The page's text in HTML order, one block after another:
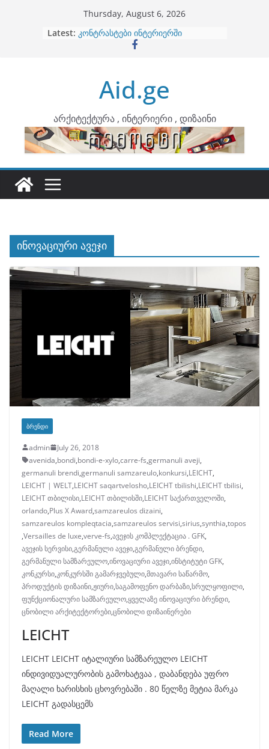
Thursday, August 6, 2026
Latest: ბინების გაერთიანება
კონტრასტები ინტერიერში
ინტერიერის დიზიანი
არტემიდი წარმოგიდგენთ
Aid.ge
არქიტექტურა , ინტერიერი , დიზაინი
ინოვაციური ავეჯი
ᲑᲠᲔᲜᲓᲘ
admin
July 26, 2018
avenida,bondi,bondi-e-xylo,carre-fs,germanuli aveji,
germanuli brendi,germanuli samzareulo,konkursi,LEICHT,
LEICHT | WELT,LEICHT saqartvelosho,LEICHT tbilishi,LEICHT tbilisi,
LEICHT თბილისი,LEICHT თბილისში,LEICHT საქართველოში,
orlando,Plus X Award,samzareulos dizaini,
samzareulos kompleqtacia,samzareulos servisi,sirius,synthia,topos
,Versailles de luxe,verve-fs,ავეჯის კომპლექტაცია . GFK,
ავეჯის სერვისი,გერმანული ავეჯი,გერმანული ბრენდი,
გერმანული სამზარეულო,ინოვაციური ავეჯი,ინსტიტუტი GFK,
კონკურსი,კონკურსში გამარჯვებული,მთავარი საწარმო,
პროდუქტის დიზაინი,ჟიური,საგამოფენო დარბაზი,სრულყოფილი,
ფუნქციონალური სამზარეულო,ყველაზე ინოვაციური ბრენდი,
ცნობილი არქიტექტორები,ცნობილი დიზაინერები
LEICHT
LEICHT LEICHT იტალიური სამზარეულო LEICHT
ინდივიდუალურობის გამოხატვაა , დაბანდება უფრო
მაღალი ხარისხის ცხოვრებაში . 80 წელზე მეტია მარკა
LEICHT გადასცემს
Read More